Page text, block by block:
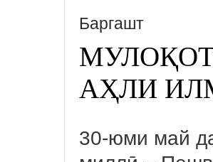
Баргашт
АҲЛИ
30-юми май